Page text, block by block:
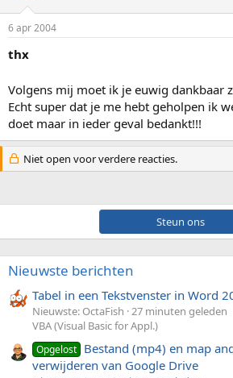
6 apr 2004
thx
Volgens mij moet ik je euwig dankbaar
Echt super dat je me hebt geholpen ik
doet maar in ieder geval bedankt!!!
Niet open voor verdere reacties.
Steun
Nieuwste berichten
Tabel in een Tekstvenster in Word
Nieuwste: OctaFish 27 minuten geleden
VBA (Visual Basic for Appl.)
Opgelost Bestand (mp4) en map
verwijderen van Google Drive